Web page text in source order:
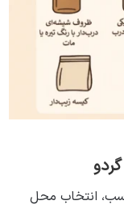
انتخاب محل